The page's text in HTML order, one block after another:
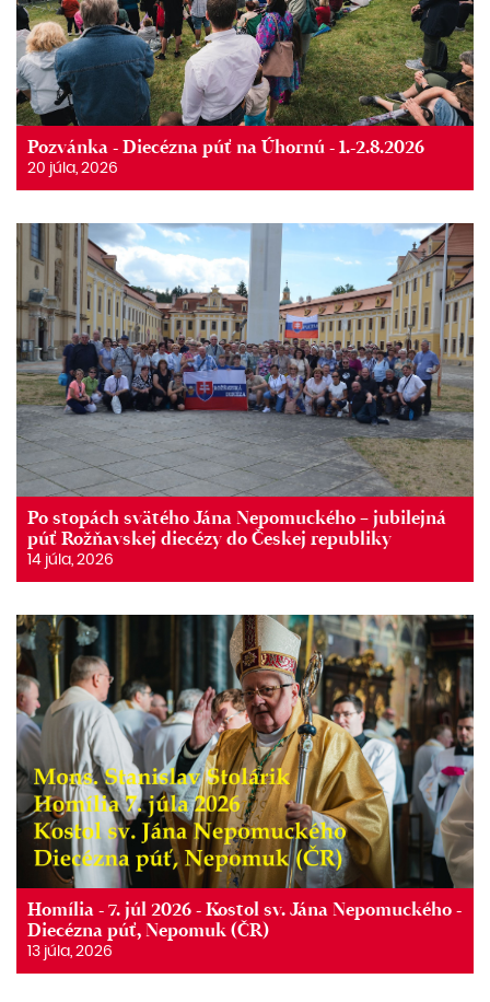
Pozvánka - Diecézna púť na Úhornú - 1.-2.8.2026
20 júla, 2026
Po stopách svätého Jána Nepomuckého – jubilejná
púť Rožňavskej diecézy do Českej republiky
14 júla, 2026
Homília - 7. júl 2026 - Kostol sv. Jána Nepomuckého -
Diecézna púť, Nepomuk (ČR)
13 júla, 2026